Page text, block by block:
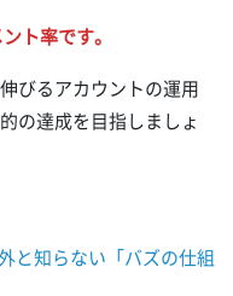
ト率です。
びるアカウントの運用
の達成を目指しましょ
と知らない「バズの仕組